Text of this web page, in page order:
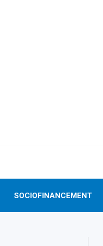
SOCIOFINANCEMENT